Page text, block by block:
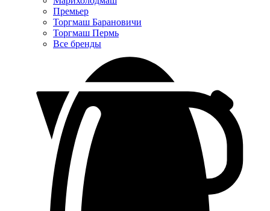
Премьер
Торгмаш Барановичи
Торгмаш Пермь
Все бренды